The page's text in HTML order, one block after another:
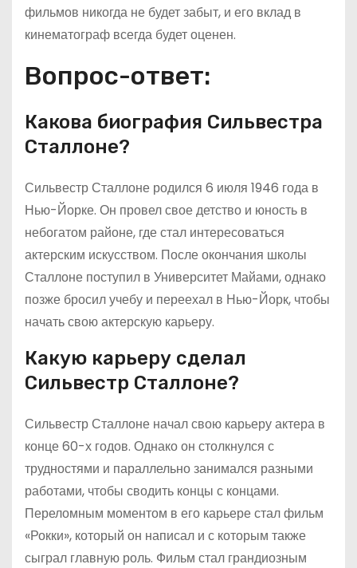
фильмов никогда не будет забыт, и его вклад в
кинематограф всегда будет оценен.
Вопрос-ответ:
Какова биография Сильвестра
Сталлоне?
Сильвестр Сталлоне родился 6 июля 1946 года в
Нью-Йорке. Он провел свое детство и юность в
небогатом районе, где стал интересоваться
актерским искусством. После окончания школы
Сталлоне поступил в Университет Майами, однако
позже бросил учебу и переехал в Нью-Йорк, чтобы
начать свою актерскую карьеру.
Какую карьеру сделал
Сильвестр Сталлоне?
Сильвестр Сталлоне начал свою карьеру актера в
конце 60-х годов. Однако он столкнулся с
трудностями и параллельно занимался разными
работами, чтобы сводить концы с концами.
Переломным моментом в его карьере стал фильм
«Рокки», который он написал и с которым также
сыграл главную роль. Фильм стал грандиозным